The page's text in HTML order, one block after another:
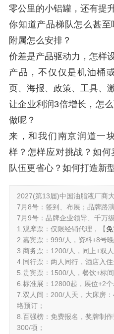
零公里的小铝罐，还有提
你知道产品梯队怎么甚至
附属怎么安排？
价差是产品驱动力，怎样
产品，不仅仅是机油桶
页、海报、政策、工具、
让企业利润3倍增长，怎
做呢？
来，和我们南京润道一
样？怎样应对挑战？如
队伍更省心？如何打造新
2027(第13届)中国油脂液厂商
7月8号：签到、布展；品牌路
7月9号：品牌企业领导、千万
1.观摩票：仅限经销代理，【
2.嘉宾票：999/人，资料+8号
3.商务票：1200/人，同上+双
4.同行票：两人同行，酒店入住
5.贵宾票：1500/人，餐饮+标
6.标准展：12800起，展位+2个
7.双人间：200/人天，大床房
络预订；
8.百强榜：免费报名，奖牌制
300/项；